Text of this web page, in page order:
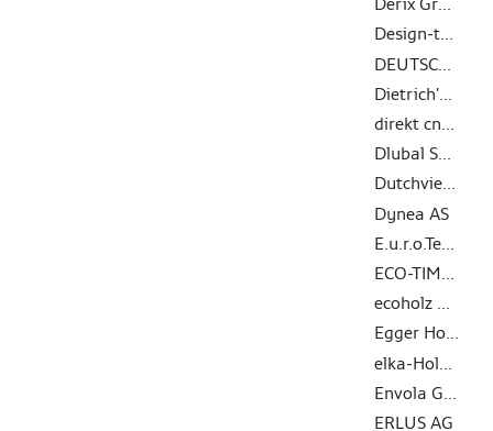
Design-to-Production GmbH
DEUTSCHE ROCKWOOL GmbH & Co. KG
Dietrich's Datenverarbeitungsgesellschaft für Handel und Produktion AG
direkt cnc-systeme gmbh
Dlubal Software GmbH
Dutchview information technology GmbH
Dynea AS
E.u.r.o.Tec GmbH
ECO-TIMBER GmbH & Co. KG
ecoholz GmbH
Egger Holzwerkstoffe Wismar GmbH & Co. KG
elka-Holzwerke GmbH
Envola GmbH
ERLUS AG